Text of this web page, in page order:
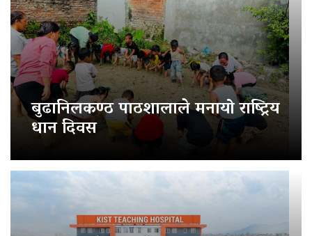
बुढानिलकण्ठ पाठशालाले मनायो राष्ट्रिय
धान दिवस